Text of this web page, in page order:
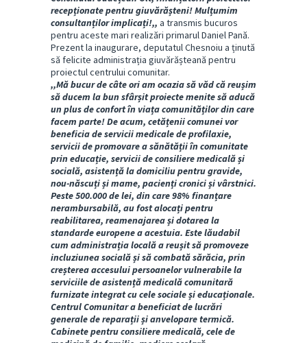
recepționate pentru giuvărășteni! Mulțumim
consultanților implicați!,, a transmis bucuros
pentru aceste mari realizări primarul Daniel Pană.
Prezent la inaugurare, deputatul Chesnoiu a ținută
să felicite administrația giuvărășteană pentru
proiectul centrului comunitar.
,,Mă bucur de câte ori am ocazia să văd că reușim
să ducem la bun sfârșit proiecte menite să aducă
un plus de confort în viața comunităților din care
facem parte! De acum, cetățenii comunei vor
beneficia de servicii medicale de profilaxie,
servicii de promovare a sănătății în comunitate
prin educație, servicii de consiliere medicală și
socială, asistență la domiciliu pentru gravide,
nou-născuți și mame, pacienți cronici și vârstnici.
Peste 500.000 de lei, din care 98% finanțare
nerambursabilă, au fost alocați pentru
reabilitarea, reamenajarea și dotarea la
standarde europene a acestuia. Este lăudabil
cum administrația locală a reușit să promoveze
incluziunea socială și să combată sărăcia, prin
creșterea accesului persoanelor vulnerabile la
serviciile de asistență medicală comunitară
furnizate integrat cu cele sociale și educaționale.
Centrul Comunitar a beneficiat de lucrări
generale de reparații și anvelopare termică.
Cabinete pentru consiliere medicală, cele de